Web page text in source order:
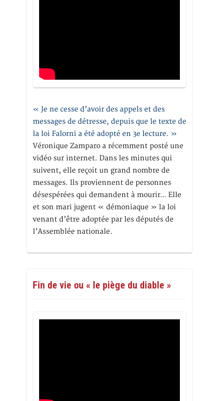
« Je ne cesse d’avoir des appels et des
messages de détresse, depuis que le texte de
la loi Falorni a été adopté en 3e lecture. »
Véronique Zamparo a récemment posté une
vidéo sur internet. Dans les minutes qui
suivent, elle reçoit un grand nombre de
messages. Ils proviennent de personnes
désespérées qui demandent à mourir… Elle
et son mari jugent « démoniaque » la loi
venant d’être adoptée par les députés de
l’Assemblée nationale.
Fin de vie ou « le piège du diable »